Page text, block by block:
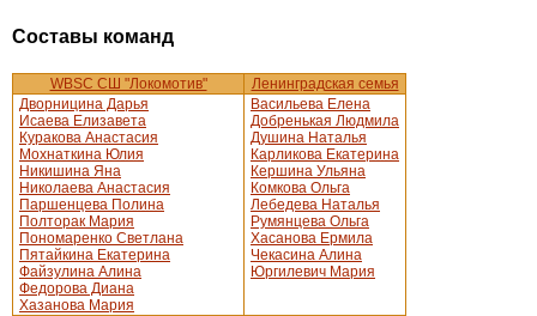
Составы команд
WBSC СШ "Локомотив"
Ленинградская семья
Дворницина Дарья
Исаева Елизавета
Куракова Анастасия
Мохнаткина Юлия
Никишина Яна
Николаева Анастасия
Паршенцева Полина
Полторак Мария
Пономаренко Светлана
Пятайкина Екатерина
Файзулина Алина
Федорова Диана
Хазанова Мария
Васильева Елена
Добренькая Людмила
Душина Наталья
Карликова Екатерина
Кершина Ульяна
Комкова Ольга
Лебедева Наталья
Румянцева Ольга
Хасанова Ермила
Чекасина Алина
Юргилевич Мария